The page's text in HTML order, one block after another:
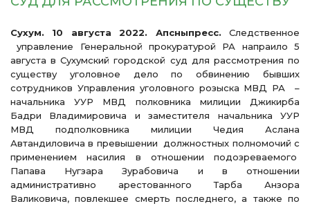
Сухум. 10 августа 2022. Апсныпресс. Следственное
управление Генеральной прокуратурой РА напраило 5
августа в Сухумский городской суд для рассмотрения по
существу уголовное дело по обвинению бывших
сотрудников Управления уголовного розыска МВД РА –
начальника УУР МВД полковника милиции Джикирба
Бадри Владимировича и заместителя начальника УУР
МВД подполковника милиции Чедия Аслана
Автандиловича в превышении должностных полномочий с
применением насилия в отношении подозреваемого
Папава Нугзара Зурабовича и в отношении
административно арестованного Тарба Анзора
Валиковича, повлекшее смерть последнего, а также по